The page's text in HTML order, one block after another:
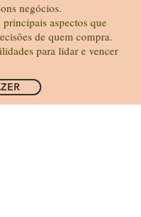
negócios.
aspectos que
de quem compra.
para lidar e vencer